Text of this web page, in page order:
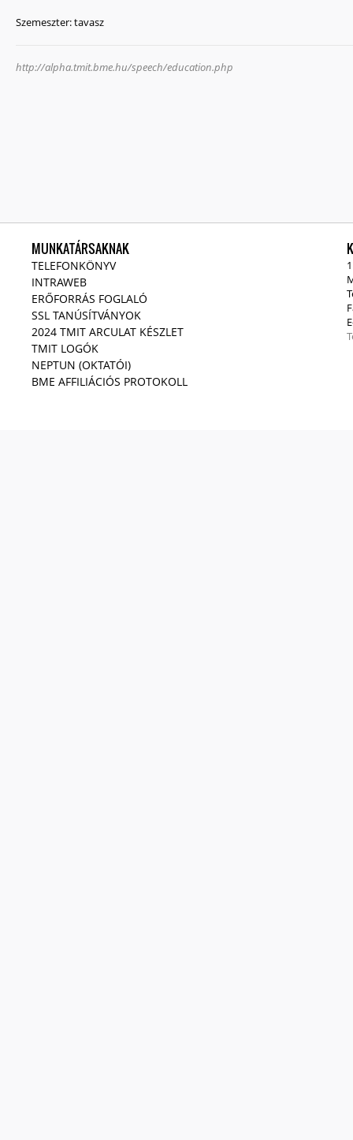
Szemeszter:tavasz
http://alpha.tmit.bme.hu/speech/education.php
MUNKATÁRSAKNAK
TELEFONKÖNYV
INTRAWEB
ERŐFORRÁS FOGLALÓ
SSL TANÚSÍTVÁNYOK
2024 TMIT ARCULAT KÉSZLET
TMIT LOGÓK
NEPTUN (OKTATÓI)
BME AFFILIÁCIÓS PROTOKOLL